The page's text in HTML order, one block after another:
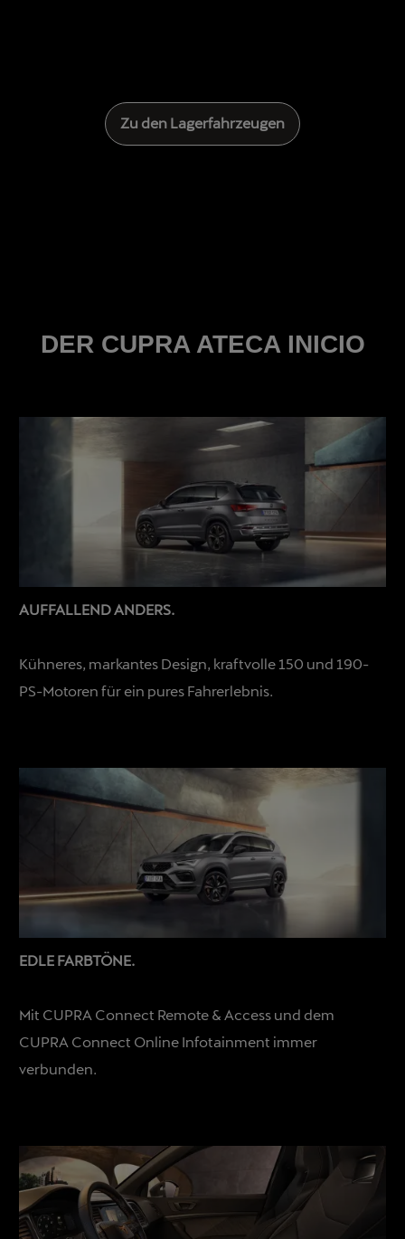
Zu den Lagerfahrzeugen
DER CUPRA ATECA INICIO
AUFFALLEND ANDERS.
Kühneres, markantes Design, kraftvolle 150 und 190-
PS-Motoren für ein pures Fahrerlebnis.
EDLE FARBTÖNE.
Mit CUPRA Connect Remote & Access und dem
CUPRA Connect Online Infotainment immer
verbunden.